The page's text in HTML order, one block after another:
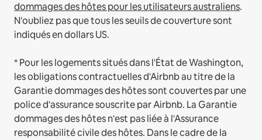
dommages des hôtes pour les utilisateurs australiens.
N'oubliez pas que tous les seuils de couverture sont
indiqués en dollars US.
* Pour les logements situés dans l'État de Washington,
les obligations contractuelles d'Airbnb au titre de la
Garantie dommages des hôtes sont couvertes par une
police d'assurance souscrite par Airbnb. La Garantie
dommages des hôtes n'est pas liée à l'Assurance
responsabilité civile des hôtes. Dans le cadre de la